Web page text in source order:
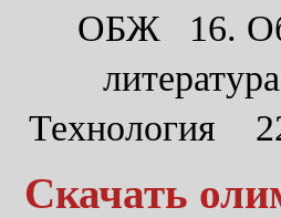
ОБЖ 16.
Технология
Скачать